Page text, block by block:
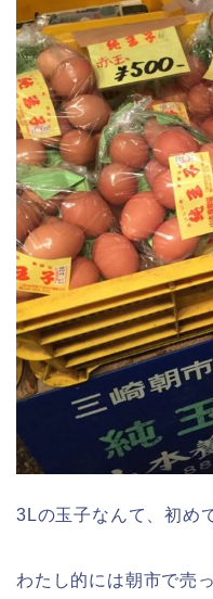
3Lの玉子なんて、初め
わたし的には朝市で売